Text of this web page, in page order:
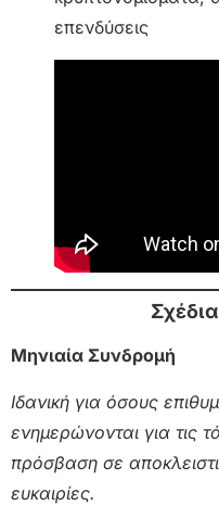
επενδύσεις
Μηνιαία Συνδρομή
Ιδανική για όσους
ενημερώνονται για τις
πρόσβαση σε
ευκαιρίες.